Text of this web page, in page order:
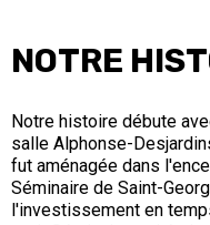
NOTRE
Notre histoire débute
salle Alphonse-
fut aménagée dans
Séminaire de Saint-
l'investissement en